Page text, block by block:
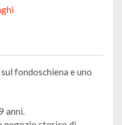
fondoschiena e uno
anni.